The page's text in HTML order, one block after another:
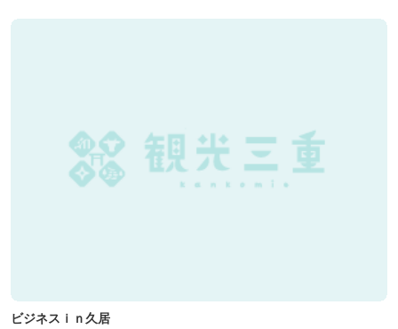
ビジネスｉｎ久居